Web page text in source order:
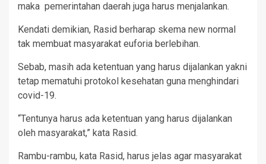
maka pemerintahan daerah juga harus menjalankan.
Kendati demikian, Rasid berharap skema new normal
tak membuat masyarakat euforia berlebihan.
Sebab, masih ada ketentuan yang harus dijalankan yakni
tetap mematuhi protokol kesehatan guna menghindari
covid-19.
“Tentunya harus ada ketentuan yang harus dijalankan
oleh masyarakat,” kata Rasid.
Rambu-rambu, kata Rasid, harus jelas agar masyarakat